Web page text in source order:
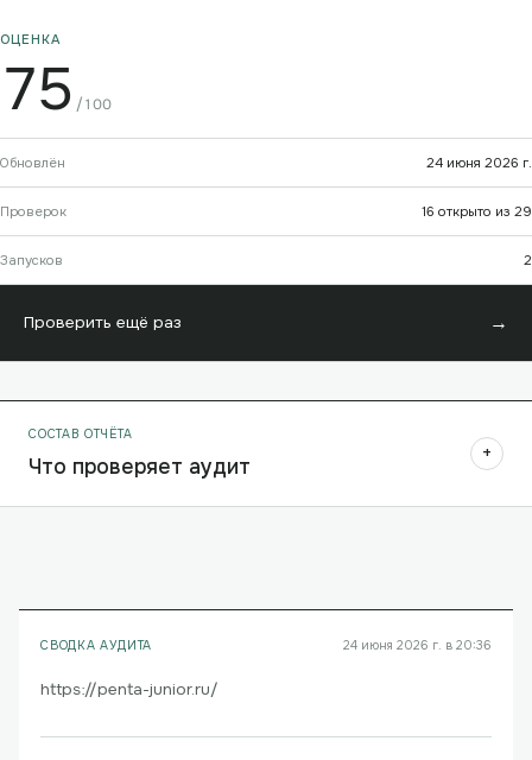
ОЦЕНКА
75 /100
Обновлён 24 июня 2026 г.
Проверок 16 открыто из 29
Запусков 2
Проверить ещё раз →
СОСТАВ ОТЧЁТА
Что проверяет аудит +
СВОДКА АУДИТА 24 июня 2026 г. в 20:36
https://penta-junior.ru/